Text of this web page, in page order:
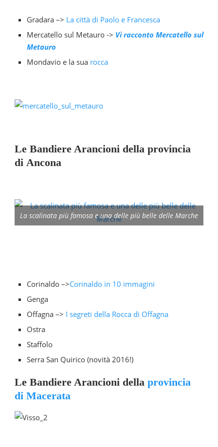
Gradara –> La città di Paolo e Francesca
Mercatello sul Metauro -> Vi racconto Mercatello sul
Metauro
Mondavio e la sua rocca
Le Bandiere Arancioni della provincia
di Ancona
La scalinata più famosa e una delle più belle delle Marche
Corinaldo –>Corinaldo in 10 immagini
Genga
Offagna –> I segreti della Rocca di Offagna
Ostra
Staffolo
Serra San Quirico (novità 2016!)
Le Bandiere Arancioni della provincia
di Macerata